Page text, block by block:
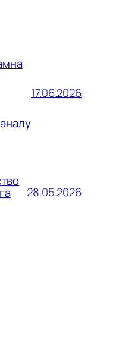
17.06.2026
28.05.2026